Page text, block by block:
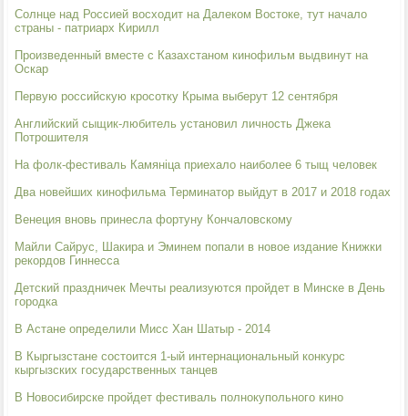
Солнце над Россией восходит на Далеком Востоке, тут начало
страны - патриарх Кирилл
Произведенный вместе с Казахстаном кинофильм выдвинут на
Оскар
Первую российскую кросотку Крыма выберут 12 сентября
Английский сыщик-любитель установил личность Джека
Потрошителя
На фолк-фестиваль Камяніца приехало наиболее 6 тыщ человек
Два новейших кинофильма Терминатор выйдут в 2017 и 2018 годах
Венеция вновь принесла фортуну Кончаловскому
Майли Сайрус, Шакира и Эминем попали в новое издание Книжки
рекордов Гиннесса
Детский праздничек Мечты реализуются пройдет в Минске в День
городка
В Астане определили Мисс Хан Шатыр - 2014
В Кыргызстане состоится 1-ый интернациональный конкурс
кыргызских государственных танцев
В Новосибирске пройдет фестиваль полнокупольного кино